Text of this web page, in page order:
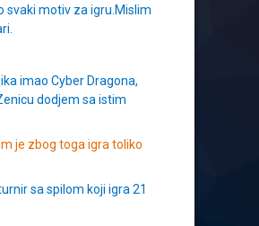
svaki motiv za igru.Mislim
imao Cyber Dragona,
dodjem sa istim
je zbog toga igra toliko
sa spilom koji igra 21